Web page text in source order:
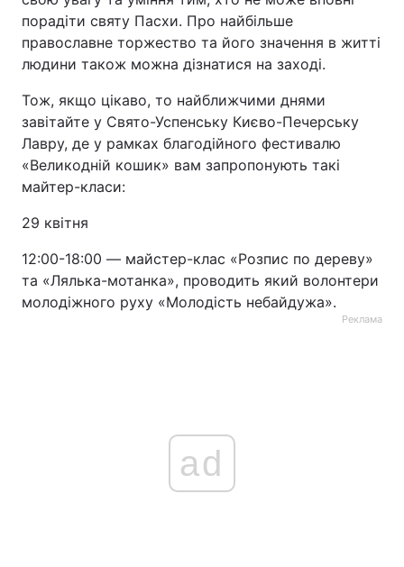
порадіти святу Пасхи. Про найбільше
православне торжество та його значення в житті
людини також можна дізнатися на заході.
Тож, якщо цікаво, то найближчими днями
завітайте у Свято-Успенську Києво-Печерську
Лавру, де у рамках благодійного фестивалю
«Великодній кошик» вам запропонують такі
майтер-класи:
29 квітня
12:00-18:00 ― майстер-клас «Розпис по дереву»
та «Лялька-мотанка», проводить який волонтери
молодіжного руху «Молодість небайдужа».
Реклама
ad